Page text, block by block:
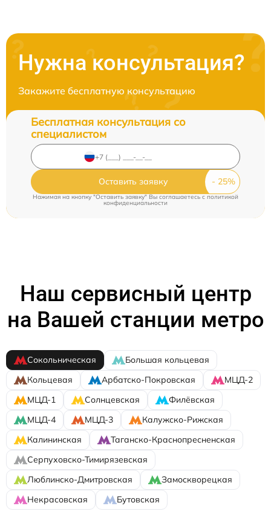
Нужна консультация?
Закажите бесплатную консультацию
Бесплатная консультация со
специалистом
Оставить заявку
Нажимая на кнопку "Оставить заявку" Вы соглашаетесь c политикой
конфиденциальности
Наш сервисный центр
на Вашей станции метро
Сокольническая
Большая кольцевая
Кольцевая
Арбатско-Покровская
МЦД-2
МЦД-1
Солнцевская
Филёвская
МЦД-4
МЦД-3
Калужско-Рижская
Калининская
Таганско-Краснопресненская
Серпуховско-Тимирязевская
Люблинско-Дмитровская
Замоскворецкая
Некрасовская
Бутовская